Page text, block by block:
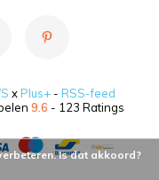
x Plus+ - RSS-feed
9.6 - 123 Ratings
Is dat akkoord?